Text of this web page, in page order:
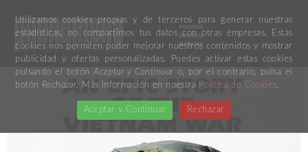
Utilizamos cookies propias y de terceros para generar nuestras
estadísticas, no compartimos tus datos con otras empresas. Estas
cookies nos permiten poder mejorar nuestros contenidos y mostrar
publicidad y ofertas personalizadas. Puedes activar estas cookies
pulsando el botónAceptar y Continuar o, por el contrario, pulsa el
botón Rechazar . Más información en nuestra Política de Cookies
Aceptar y Continuar Rechazar